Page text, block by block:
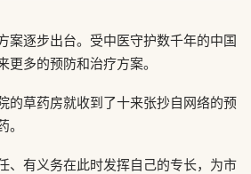
案逐步出台。受中医守护数千年的中国
更多的预防和治疗方案。
的草药房就收到了十来张抄自网络的预
、有义务在此时发挥自己的专长，为市